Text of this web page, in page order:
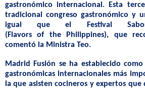
gastronómico internacional. Esta
tradicional congreso gastronómico y
igual que el Festival
( Flavors of the Philippines), que
comentó la Ministra Teo.
Madrid Fusión se ha establecido
gastronómicas internacionales más
la que asisten cocineros y expertos